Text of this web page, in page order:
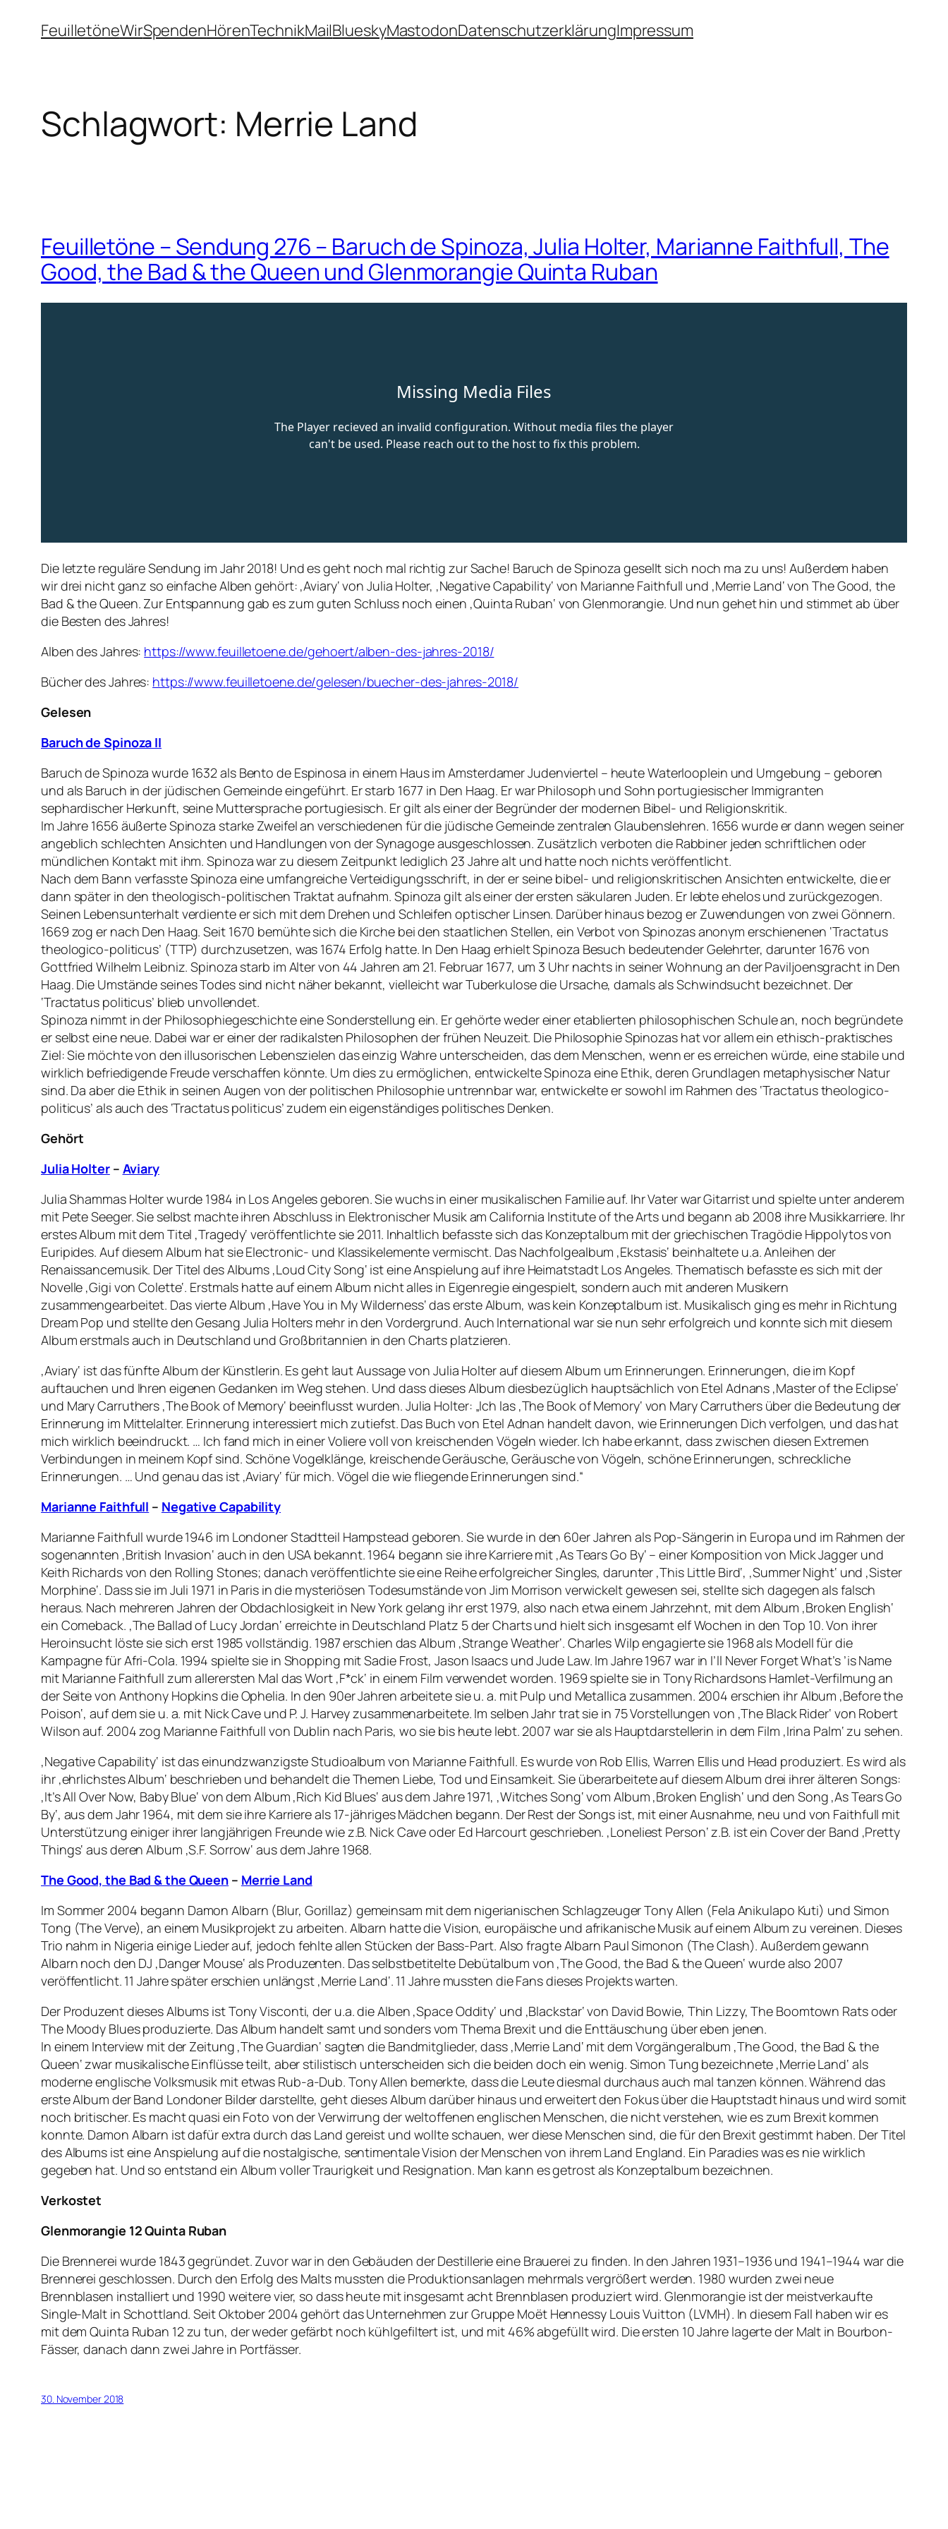
InhaltFeuilletöneWirSpendenHörenTechnikMailBlueskyMastodonDatenschutzerklärungImpressum
Schlagwort: Merrie Land
Feuilletöne – Sendung 276 – Baruch de Spinoza, Julia Holter, Marianne Faithfull, The
Good, the Bad & the Queen und Glenmorangie Quinta Ruban
Die letzte reguläre Sendung im Jahr 2018! Und es geht noch mal richtig zur Sache! Baruch de Spinoza gesellt sich noch ma zu uns! Außerdem haben
wir drei nicht ganz so einfache Alben gehört: ‚Aviary‘ von Julia Holter, ‚Negative Capability‘ von Marianne Faithfull und ‚Merrie Land‘ von The Good, the
Bad & the Queen. Zur Entspannung gab es zum guten Schluss noch einen ‚Quinta Ruban‘ von Glenmorangie. Und nun gehet hin und stimmet ab über
die Besten des Jahres!
Alben des Jahres: https://www.feuilletoene.de/gehoert/alben-des-jahres-2018/
Bücher des Jahres: https://www.feuilletoene.de/gelesen/buecher-des-jahres-2018/
Gelesen
Baruch de Spinoza II
Baruch de Spinoza wurde 1632 als Bento de Espinosa in einem Haus im Amsterdamer Judenviertel – heute Waterlooplein und Umgebung – geboren
und als Baruch in der jüdischen Gemeinde eingeführt. Er starb 1677 in Den Haag. Er war Philosoph und Sohn portugiesischer Immigranten
sephardischer Herkunft, seine Muttersprache portugiesisch. Er gilt als einer der Begründer der modernen Bibel- und Religionskritik.
Im Jahre 1656 äußerte Spinoza starke Zweifel an verschiedenen für die jüdische Gemeinde zentralen Glaubenslehren. 1656 wurde er dann wegen seiner
angeblich schlechten Ansichten und Handlungen von der Synagoge ausgeschlossen. Zusätzlich verboten die Rabbiner jeden schriftlichen oder
mündlichen Kontakt mit ihm. Spinoza war zu diesem Zeitpunkt lediglich 23 Jahre alt und hatte noch nichts veröffentlicht.
Nach dem Bann verfasste Spinoza eine umfangreiche Verteidigungsschrift, in der er seine bibel- und religionskritischen Ansichten entwickelte, die er
dann später in den theologisch-politischen Traktat aufnahm. Spinoza gilt als einer der ersten säkularen Juden. Er lebte ehelos und zurückgezogen.
Seinen Lebensunterhalt verdiente er sich mit dem Drehen und Schleifen optischer Linsen. Darüber hinaus bezog er Zuwendungen von zwei Gönnern.
1669 zog er nach Den Haag. Seit 1670 bemühte sich die Kirche bei den staatlichen Stellen, ein Verbot von Spinozas anonym erschienenen ‘Tractatus
theologico-politicus’ (TTP) durchzusetzen, was 1674 Erfolg hatte. In Den Haag erhielt Spinoza Besuch bedeutender Gelehrter, darunter 1676 von
Gottfried Wilhelm Leibniz. Spinoza starb im Alter von 44 Jahren am 21. Februar 1677, um 3 Uhr nachts in seiner Wohnung an der Paviljoensgracht in Den
Haag. Die Umstände seines Todes sind nicht näher bekannt, vielleicht war Tuberkulose die Ursache, damals als Schwindsucht bezeichnet. Der
‘Tractatus politicus’ blieb unvollendet.
Spinoza nimmt in der Philosophiegeschichte eine Sonderstellung ein. Er gehörte weder einer etablierten philosophischen Schule an, noch begründete
er selbst eine neue. Dabei war er einer der radikalsten Philosophen der frühen Neuzeit. Die Philosophie Spinozas hat vor allem ein ethisch-praktisches
Ziel: Sie möchte von den illusorischen Lebenszielen das einzig Wahre unterscheiden, das dem Menschen, wenn er es erreichen würde, eine stabile und
wirklich befriedigende Freude verschaffen könnte. Um dies zu ermöglichen, entwickelte Spinoza eine Ethik, deren Grundlagen metaphysischer Natur
sind. Da aber die Ethik in seinen Augen von der politischen Philosophie untrennbar war, entwickelte er sowohl im Rahmen des ‘Tractatus theologico-
politicus’ als auch des ‘Tractatus politicus’ zudem ein eigenständiges politisches Denken.
Gehört
Julia Holter– Aviary
Julia Shammas Holter wurde 1984 in Los Angeles geboren. Sie wuchs in einer musikalischen Familie auf. Ihr Vater war Gitarrist und spielte unter anderem
mit Pete Seeger. Sie selbst machte ihren Abschluss in Elektronischer Musik am California Institute of the Arts und begann ab 2008 ihre Musikkarriere. Ihr
erstes Album mit dem Titel ‚Tragedy‘ veröffentlichte sie 2011. Inhaltlich befasste sich das Konzeptalbum mit der griechischen Tragödie Hippolytos von
Euripides. Auf diesem Album hat sie Electronic- und Klassikelemente vermischt. Das Nachfolgealbum ‚Ekstasis‘ beinhaltete u.a. Anleihen der
Renaissancemusik. Der Titel des Albums ‚Loud City Song‘ ist eine Anspielung auf ihre Heimatstadt Los Angeles. Thematisch befasste es sich mit der
Novelle ‚Gigi von Colette‘. Erstmals hatte auf einem Album nicht alles in Eigenregie eingespielt, sondern auch mit anderen Musikern
zusammengearbeitet. Das vierte Album ‚Have You in My Wilderness‘ das erste Album, was kein Konzeptalbum ist. Musikalisch ging es mehr in Richtung
Dream Pop und stellte den Gesang Julia Holters mehr in den Vordergrund. Auch International war sie nun sehr erfolgreich und konnte sich mit diesem
Album erstmals auch in Deutschland und Großbritannien in den Charts platzieren.
‚Aviary‘ ist das fünfte Album der Künstlerin. Es geht laut Aussage von Julia Holter auf diesem Album um Erinnerungen. Erinnerungen, die im Kopf
auftauchen und Ihren eigenen Gedanken im Weg stehen. Und dass dieses Album diesbezüglich hauptsächlich von Etel Adnans ‚Master of the Eclipse‘
und Mary Carruthers ‚The Book of Memory‘ beeinflusst wurden. Julia Holter: „Ich las ‚The Book of Memory‘ von Mary Carruthers über die Bedeutung der
Erinnerung im Mittelalter. Erinnerung interessiert mich zutiefst. Das Buch von Etel Adnan handelt davon, wie Erinnerungen Dich verfolgen, und das hat
mich wirklich beeindruckt. … Ich fand mich in einer Voliere voll von kreischenden Vögeln wieder. Ich habe erkannt, dass zwischen diesen Extremen
Verbindungen in meinem Kopf sind. Schöne Vogelklänge, kreischende Geräusche, Geräusche von Vögeln, schöne Erinnerungen, schreckliche
Erinnerungen. … Und genau das ist ‚Aviary‘ für mich. Vögel die wie fliegende Erinnerungen sind.“
Marianne Faithfull – Negative Capability
Marianne Faithfull wurde 1946 im Londoner Stadtteil Hampstead geboren. Sie wurde in den 60er Jahren als Pop-Sängerin in Europa und im Rahmen der
sogenannten ‚British Invasion‘ auch in den USA bekannt. 1964 begann sie ihre Karriere mit ‚As Tears Go By‘ – einer Komposition von Mick Jagger und
Keith Richards von den Rolling Stones; danach veröffentlichte sie eine Reihe erfolgreicher Singles, darunter ‚This Little Bird‘, ‚Summer Night‘ und ‚Sister
Morphine‘. Dass sie im Juli 1971 in Paris in die mysteriösen Todesumstände von Jim Morrison verwickelt gewesen sei, stellte sich dagegen als falsch
heraus. Nach mehreren Jahren der Obdachlosigkeit in New York gelang ihr erst 1979, also nach etwa einem Jahrzehnt, mit dem Album ‚Broken English‘
ein Comeback. ‚The Ballad of Lucy Jordan‘ erreichte in Deutschland Platz 5 der Charts und hielt sich insgesamt elf Wochen in den Top 10. Von ihrer
Heroinsucht löste sie sich erst 1985 vollständig. 1987 erschien das Album ‚Strange Weather‘. Charles Wilp engagierte sie 1968 als Modell für die
Kampagne für Afri-Cola. 1994 spielte sie in Shopping mit Sadie Frost, Jason Isaacs und Jude Law. Im Jahre 1967 war in I’ll Never Forget What’s ’is Name
mit Marianne Faithfull zum allerersten Mal das Wort ‚F*ck‘ in einem Film verwendet worden. 1969 spielte sie in Tony Richardsons Hamlet-Verfilmung an
der Seite von Anthony Hopkins die Ophelia. In den 90er Jahren arbeitete sie u. a. mit Pulp und Metallica zusammen. 2004 erschien ihr Album ‚Before the
Poison‘, auf dem sie u. a. mit Nick Cave und P. J. Harvey zusammenarbeitete. Im selben Jahr trat sie in 75 Vorstellungen von ‚The Black Rider‘ von Robert
Wilson auf. 2004 zog Marianne Faithfull von Dublin nach Paris, wo sie bis heute lebt. 2007 war sie als Hauptdarstellerin in dem Film ‚Irina Palm‘ zu sehen.
‚Negative Capability‘ ist das einundzwanzigste Studioalbum von Marianne Faithfull. Es wurde von Rob Ellis, Warren Ellis und Head produziert. Es wird als
ihr ‚ehrlichstes Album‘ beschrieben und behandelt die Themen Liebe, Tod und Einsamkeit. Sie überarbeitete auf diesem Album drei ihrer älteren Songs:
‚It’s All Over Now, Baby Blue‘ von dem Album ‚Rich Kid Blues‘ aus dem Jahre 1971, ‚Witches Song‘ vom Album ‚Broken English‘ und den Song ‚As Tears Go
By‘, aus dem Jahr 1964, mit dem sie ihre Karriere als 17-jähriges Mädchen begann. Der Rest der Songs ist, mit einer Ausnahme, neu und von Faithfull mit
Unterstützung einiger ihrer langjährigen Freunde wie z.B. Nick Cave oder Ed Harcourt geschrieben. ‚Loneliest Person‘ z.B. ist ein Cover der Band ‚Pretty
Things‘ aus deren Album ‚S.F. Sorrow‘ aus dem Jahre 1968.
The Good, the Bad & the Queen – Merrie Land
Im Sommer 2004 begann Damon Albarn (Blur, Gorillaz) gemeinsam mit dem nigerianischen Schlagzeuger Tony Allen (Fela Anikulapo Kuti) und Simon
Tong (The Verve), an einem Musikprojekt zu arbeiten. Albarn hatte die Vision, europäische und afrikanische Musik auf einem Album zu vereinen. Dieses
Trio nahm in Nigeria einige Lieder auf, jedoch fehlte allen Stücken der Bass-Part. Also fragte Albarn Paul Simonon (The Clash). Außerdem gewann
Albarn noch den DJ ‚Danger Mouse‘ als Produzenten. Das selbstbetitelte Debütalbum von ‚The Good, the Bad & the Queen‘ wurde also 2007
veröffentlicht. 11 Jahre später erschien unlängst ‚Merrie Land‘. 11 Jahre mussten die Fans dieses Projekts warten.
Der Produzent dieses Albums ist Tony Visconti, der u.a. die Alben ‚Space Oddity‘ und ‚Blackstar‘ von David Bowie, Thin Lizzy, The Boomtown Rats oder
The Moody Blues produzierte. Das Album handelt samt und sonders vom Thema Brexit und die Enttäuschung über eben jenen.
In einem Interview mit der Zeitung ‚The Guardian‘ sagten die Bandmitglieder, dass ‚Merrie Land‘ mit dem Vorgängeralbum ‚The Good, the Bad & the
Queen‘ zwar musikalische Einflüsse teilt, aber stilistisch unterscheiden sich die beiden doch ein wenig. Simon Tung bezeichnete ‚Merrie Land‘ als
moderne englische Volksmusik mit etwas Rub-a-Dub. Tony Allen bemerkte, dass die Leute diesmal durchaus auch mal tanzen können. Während das
erste Album der Band Londoner Bilder darstellte, geht dieses Album darüber hinaus und erweitert den Fokus über die Hauptstadt hinaus und wird somit
noch britischer. Es macht quasi ein Foto von der Verwirrung der weltoffenen englischen Menschen, die nicht verstehen, wie es zum Brexit kommen
konnte. Damon Albarn ist dafür extra durch das Land gereist und wollte schauen, wer diese Menschen sind, die für den Brexit gestimmt haben. Der Titel
des Albums ist eine Anspielung auf die nostalgische, sentimentale Vision der Menschen von ihrem Land England. Ein Paradies was es nie wirklich
gegeben hat. Und so entstand ein Album voller Traurigkeit und Resignation. Man kann es getrost als Konzeptalbum bezeichnen.
Verkostet
Glenmorangie 12 Quinta Ruban
Die Brennerei wurde 1843 gegründet. Zuvor war in den Gebäuden der Destillerie eine Brauerei zu finden. In den Jahren 1931–1936 und 1941–1944 war die
Brennerei geschlossen. Durch den Erfolg des Malts mussten die Produktionsanlagen mehrmals vergrößert werden. 1980 wurden zwei neue
Brennblasen installiert und 1990 weitere vier, so dass heute mit insgesamt acht Brennblasen produziert wird. Glenmorangie ist der meistverkaufte
Single-Malt in Schottland. Seit Oktober 2004 gehört das Unternehmen zur Gruppe Moët Hennessy Louis Vuitton (LVMH). In diesem Fall haben wir es
mit dem Quinta Ruban 12 zu tun, der weder gefärbt noch kühlgefiltert ist, und mit 46% abgefüllt wird. Die ersten 10 Jahre lagerte der Malt in Bourbon-
Fässer, danach dann zwei Jahre in Portfässer.
30. November 2018